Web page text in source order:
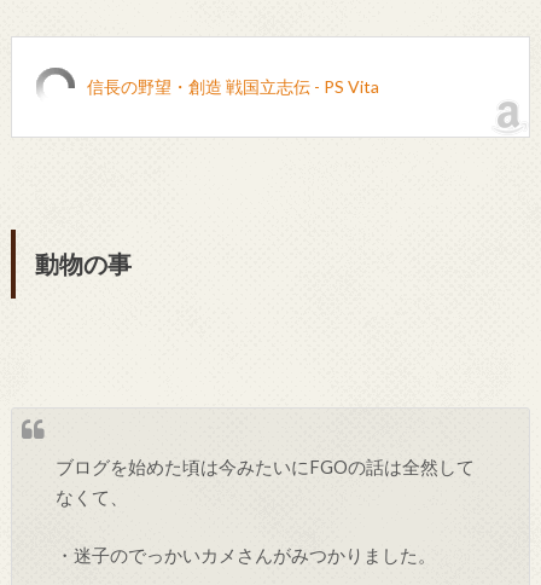
信長の野望・創造 戦国立志伝 - PS Vita
動物の事
ブログを始めた頃は今みたいにFGOの話は全然して
なくて、
・迷子のでっかいカメさんがみつかりました。